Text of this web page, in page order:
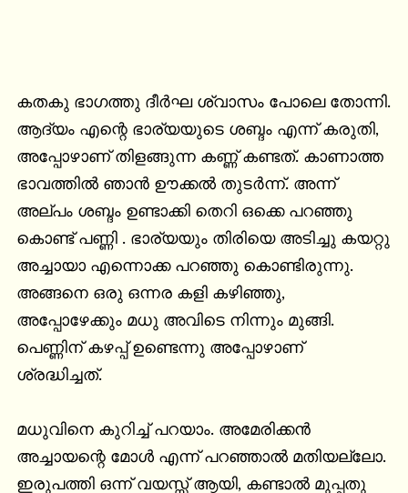
കതകു ഭാഗത്തു ദീർഘ ശ്വാസം പോലെ തോന്നി.
ആദ്യം എന്റെ ഭാര്യയുടെ ശബ്ദം എന്ന് കരുതി,
അപ്പോഴാണ് തിളങ്ങുന്ന കണ്ണ് കണ്ടത്. കാണാത്ത
ഭാവത്തിൽ ഞാൻ ഊക്കൽ തുടർന്ന്. അന്ന്
അല്പം ശബ്ദം ഉണ്ടാക്കി തെറി ഒക്കെ പറഞ്ഞു
കൊണ്ട് പണ്ണി . ഭാര്യയും തിരിയെ അടിച്ചു കയറ്റു
അച്ചായാ എന്നൊക്ക പറഞ്ഞു കൊണ്ടിരുന്നു.
അങ്ങനെ ഒരു ഒന്നര കളി കഴിഞ്ഞു,
അപ്പോഴേക്കും മധു അവിടെ നിന്നും മുങ്ങി.
പെണ്ണിന് കഴപ്പ് ഉണ്ടെന്നു അപ്പോഴാണ്
ശ്രദ്ധിച്ചത്.
മധുവിനെ കുറിച്ച് പറയാം. അമേരിക്കൻ
അച്ചായന്റെ മോൾ എന്ന് പറഞ്ഞാൽ മതിയല്ലോ.
ഇരുപത്തി ഒന്ന് വയസ്സ് ആയി, കണ്ടാൽ മുപ്പതു